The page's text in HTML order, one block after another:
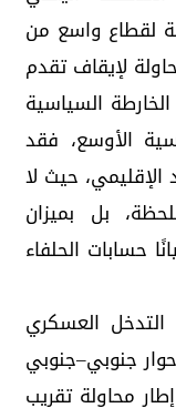
لقطاع واسع من
لإيقاف تقدم
السياسية
الأوسع، فقد
الإقليمي، حيث لا
بل بميزان
حسابات الحلفاء
العسكري
جنوبي–جنوبي
محاولة تقريب